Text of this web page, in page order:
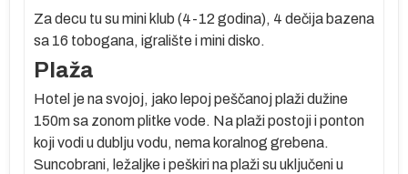
Za decu tu su mini klub (4-12 godina), 4 dečija bazena
sa 16 tobogana, igralište i mini disko.
Plaža
Hotel je na svojoj, jako lepoj peščanoj plaži dužine
150m sa zonom plitke vode. Na plaži postoji i ponton
koji vodi u dublju vodu, nema koralnog grebena.
Suncobrani, ležaljke i peškiri na plaži su uključeni u